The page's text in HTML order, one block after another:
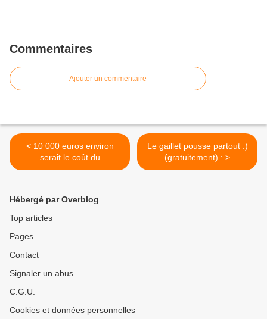
Commentaires
Ajouter un commentaire
< 10 000 euros environ
serait le coût du
changement de batterie
Le gaillet pousse partout :)
(gratuitement) : >
Hébergé par Overblog
Top articles
Pages
Contact
Signaler un abus
C.G.U.
Cookies et données personnelles